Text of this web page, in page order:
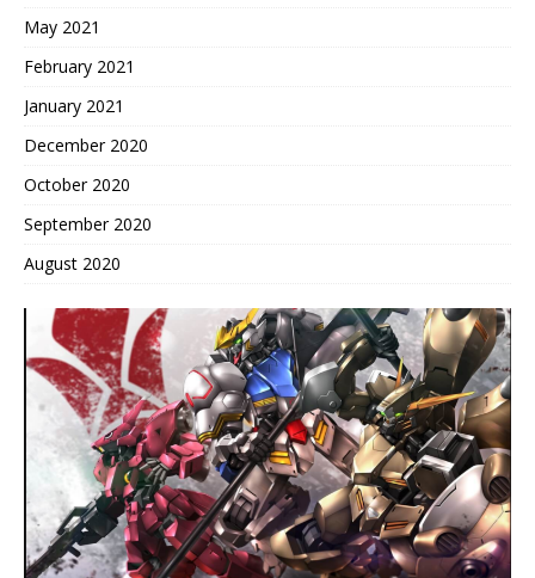
May 2021
February 2021
January 2021
December 2020
October 2020
September 2020
August 2020